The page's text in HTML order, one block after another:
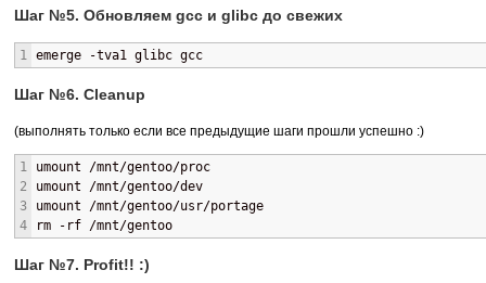
Шаг №5. Обновляем gcc и glibc до свежих
1 emerge -tva1 glibc gcc
Шаг №6. Cleanup
(выполнять только если все предыдущие шаги прошли успешно :)
1
2
3
4
umount /mnt/gentoo/proc
umount /mnt/gentoo/dev
umount /mnt/gentoo/usr/portage
rm -rf /mnt/gentoo
Шаг №7. Profit!! :)